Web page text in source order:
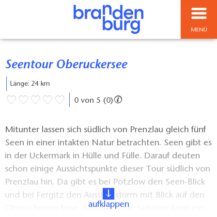
MENÜ
Seentour Oberuckersee
Länge: 24 km
0 von 5 (0)
Mitunter lassen sich südlich von Prenzlau gleich fünf
Seen in einer intakten Natur betrachten. Seen gibt es
in der Uckermark in Hülle und Fülle. Darauf deuten
schon einige Aussichtspunkte dieser Tour südlich von
Prenzlau hin. Da gibt es bei Potzlow den Seen-Blick
und bei Fergitz den Aussichtsturm mit Blick auf den
Oberuckersee bzw. dessen Lanke. Schöner kann ein
aufklappen